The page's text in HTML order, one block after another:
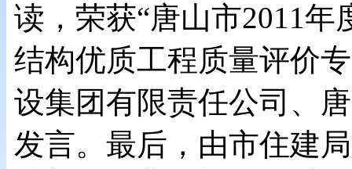
读，荣获“唐山市2011
结构优质工程质量评价
设集团有限责任公司、
发言。最后，由市住建